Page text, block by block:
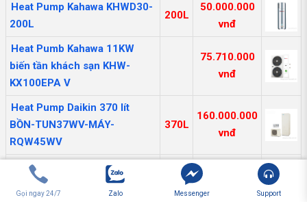
Heat Pump Kahawa KHWD30-
200L
200L
50.000.000
vnđ
Heat Pumb Kahawa 11KW
biến tần khách sạn KHW-
KX100EPA V
75.710.000
vnđ
Heat Pump Daikin 370 lít
BỒN-TUN37WV-MÁY-
RQW45WV
370L
160.000.000
vnđ
Heat Pump Kahawa 80KW cho
bể bơi KHW-750S YIE
255.710.000
Gọi ngay 24/7 Zalo Messenger Support